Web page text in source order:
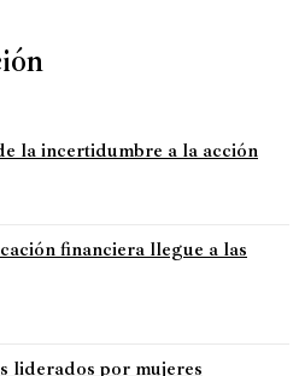
la incertidumbre a la acción
financiera llegue a las
liderados por mujeres